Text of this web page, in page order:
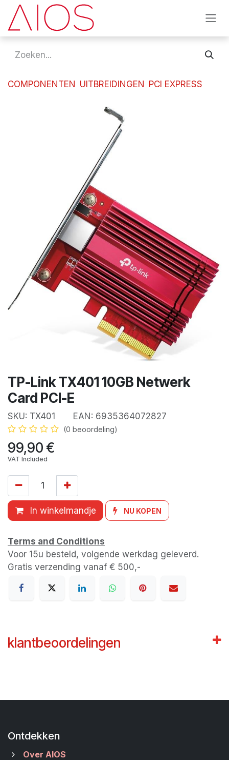
Overslaan naar inhoud
COMPONENTEN UITBREIDINGEN PCI EXPRESS
TP-Link TX401 10GB Netwerk
Card PCI-E
SKU: TX401 EAN: 6935364072827
(0 beoordeling)
99,90€
VAT Included
In winkelmandje NU KOPEN
Terms and Conditions
Voor 15u besteld, volgende werkdag geleverd.
Gratis verzending vanaf € 500,-
klantbeoordelingen
Ontdekken
Over AIOS